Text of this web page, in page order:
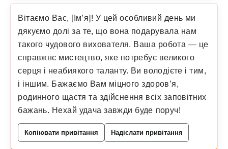
Вітаємо Вас, [Ім’я]! У цей особливий день ми
дякуємо долі за те, що вона подарувала нам
такого чудового вихователя. Ваша робота — це
справжнє мистецтво, яке потребує великого
серця і неабиякого таланту. Ви володієте і тим,
і іншим. Бажаємо Вам міцного здоров’я,
родинного щастя та здійснення всіх заповітних
бажань. Нехай удача завжди буде поруч!
Копіювати привітання Надіслати привітання